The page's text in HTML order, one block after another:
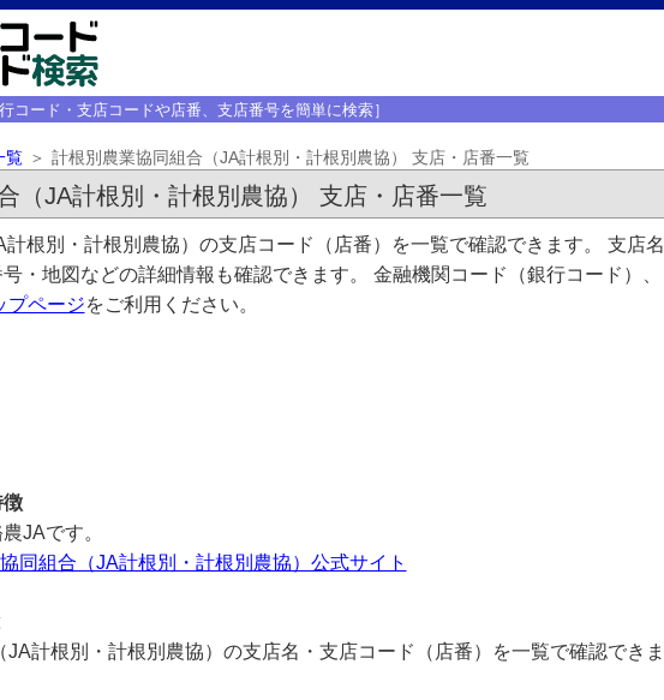
コード・支店コードや店番、支店番号を簡単に検索］
覧 計根別農業協同組合（JA計根別・計根別農協） 支店・店番一覧
（JA計根別・計根別農協） 支店・店番一覧
根別・計根別農協）の支店コード（店番）を一覧で確認できます。 支店名
・地図などの詳細情報も確認できます。 金融機関コード（銀行コード）、
プページをご利用ください。
JAです。
同組合（JA計根別・計根別農協）公式サイト
計根別・計根別農協）の支店名・支店コード（店番）を一覧で確認できま